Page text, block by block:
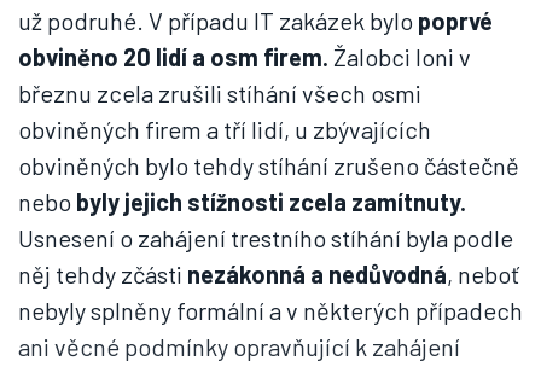
už podruhé. V případu IT zakázek bylo poprvé
obviněno 20 lidí a osm firem. Žalobci loni v
březnu zcela zrušili stíhání všech osmi
obviněných firem a tří lidí, u zbývajících
obviněných bylo tehdy stíhání zrušeno částečně
nebo byly jejich stížnosti zcela zamítnuty.
Usnesení o zahájení trestního stíhání byla podle
něj tehdy zčásti nezákonná a nedůvodná, neboť
nebyly splněny formální a v některých případech
ani věcné podmínky opravňující k zahájení